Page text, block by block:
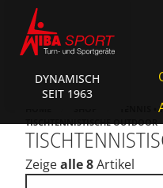
DYNAMISCH
SEIT 1963
TENNIS
TISCHTENNISTISCHE OUTDOOR
Zeigealle 8Artikel